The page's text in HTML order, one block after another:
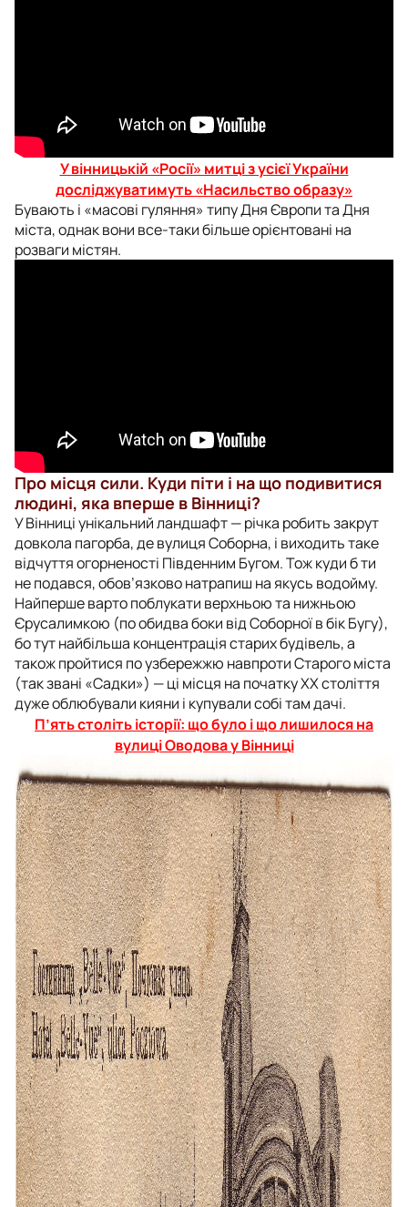
У вінницькій «Росії» митці з усієї України
досліджуватимуть «Насильство образу»
Бувають і «масові гуляння» типу Дня Європи та Дня
міста, однак вони все-таки більше орієнтовані на
розваги містян.
Про місця сили. Куди піти і на що подивитися
людині, яка вперше в Вінниці?
У Вінниці унікальний ландшафт — річка робить закрут
довкола пагорба, де вулиця Соборна, і виходить таке
відчуття огорненості Південним Бугом. Тож куди б ти
не подався, обов’язково натрапиш на якусь водойму.
Найперше варто поблукати верхньою та нижньою
Єрусалимкою (по обидва боки від Соборної в бік Бугу),
бо тут найбільша концентрація старих будівель, а
також пройтися по узбережжю навпроти Старого міста
(так звані «Садки») — ці місця на початку ХХ століття
дуже облюбували кияни і купували собі там дачі.
П’ять століть історії: що було і що лишилося на
вулиці Оводова у Вінниці